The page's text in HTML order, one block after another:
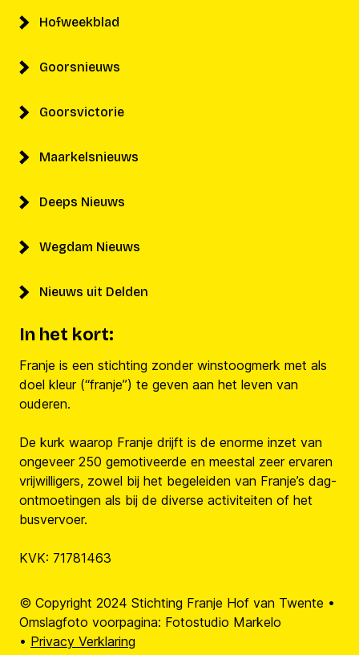
Hofweekblad
Goorsnieuws
Goorsvictorie
Maarkelsnieuws
Deeps Nieuws
Wegdam Nieuws
Nieuws uit Delden
In het kort:
Franje is een stichting zonder winstoogmerk met als
doel kleur (“franje”) te geven aan het leven van
ouderen.
De kurk waarop Franje drijft is de enorme inzet van
ongeveer 250 gemotiveerde en meestal zeer ervaren
vrijwilligers, zowel bij het begeleiden van Franje’s dag-
ontmoetingen als bij de diverse activiteiten of het
busvervoer.
KVK: 71781463
© Copyright 2024 Stichting Franje Hof van Twente •
Omslagfoto voorpagina: Fotostudio Markelo
• Privacy Verklaring